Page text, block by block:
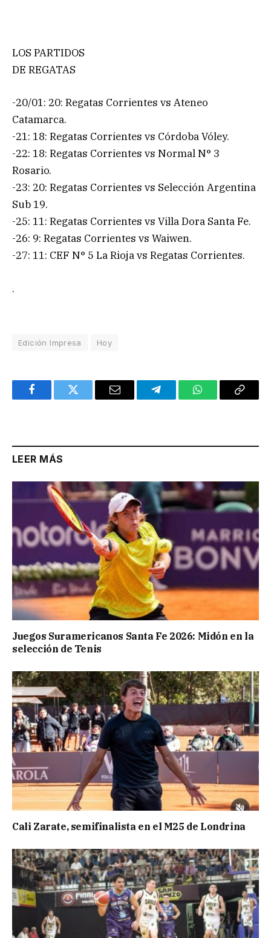
LOS PARTIDOS
DE REGATAS
-20/01: 20: Regatas Corrientes vs Ateneo
Catamarca.
-21: 18: Regatas Corrientes vs Córdoba Vóley.
-22: 18: Regatas Corrientes vs Normal N° 3
Rosario.
-23: 20: Regatas Corrientes vs Selección Argentina
Sub 19.
-25: 11: Regatas Corrientes vs Villa Dora Santa Fe.
-26: 9: Regatas Corrientes vs Waiwen.
-27: 11: CEF N° 5 La Rioja vs Regatas Corrientes.
.
Edición Impresa Hoy
FacebookTwitter Email TelegramWhatsAppCopy
LEER MÁS
Juegos Suramericanos Santa Fe 2026: Midón en la
selección de Tenis
Cali Zarate, semifinalista en el M25 de Londrina